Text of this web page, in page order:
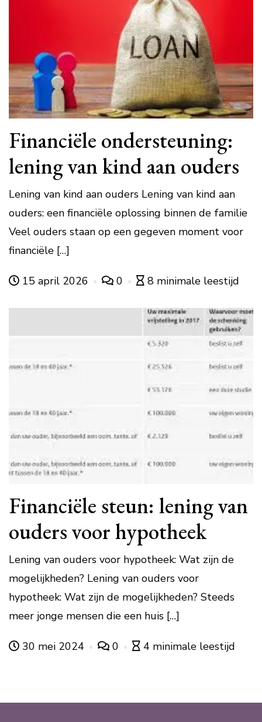
Financiële ondersteuning:
lening van kind aan ouders
Lening van kind aan ouders Lening van kind aan
ouders: een financiële oplossing binnen de familie
Veel ouders staan op een gegeven moment voor
financiële […]
15 april 2026 0 8 minimale leestijd
Financiële steun: lening van
ouders voor hypotheek
Lening van ouders voor hypotheek: Wat zijn de
mogelijkheden? Lening van ouders voor
hypotheek: Wat zijn de mogelijkheden? Steeds
meer jonge mensen die een huis […]
30 mei 2024 0 4 minimale leestijd